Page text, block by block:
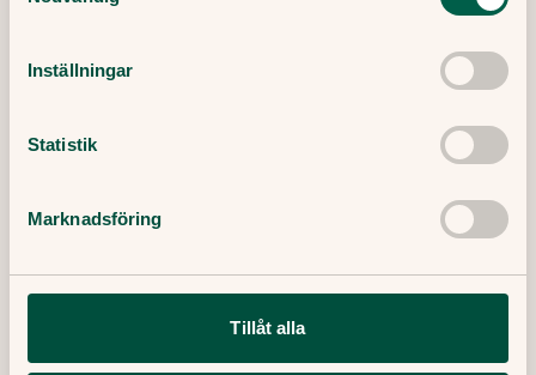
Inställningar
Statistik
Marknadsföring
Tillåt alla
Därför kan det vara svårt att gå ner
Att gå ner i vikt är sällan så enkelt som att
kroppsvikten påverkas av mycket mer än vilja
och disciplin. Filip Saxena är specialistläkare i
allmänmedicin på Doktor.se och svarar på